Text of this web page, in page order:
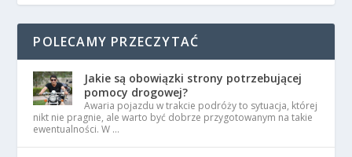
POLECAMY PRZECZYTAĆ
Jakie są obowiązki strony potrzebującej
pomocy drogowej?
Awaria pojazdu w trakcie podróży to sytuacja, której
nikt nie pragnie, ale warto być dobrze przygotowanym na takie
ewentualności. W …